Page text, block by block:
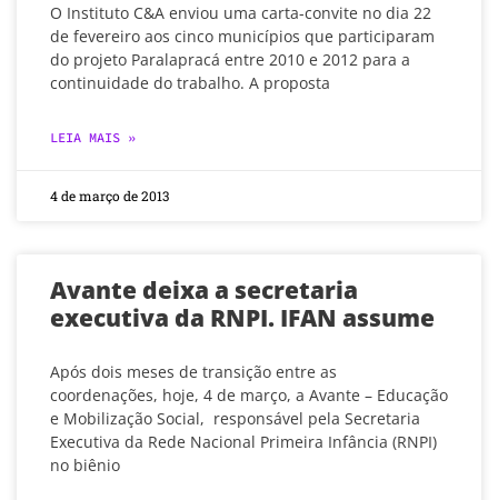
O Instituto C&A enviou uma carta-convite no dia 22
de fevereiro aos cinco municípios que participaram
do projeto Paralapracá entre 2010 e 2012 para a
continuidade do trabalho. A proposta
LEIA MAIS »
4 de março de 2013
Avante deixa a secretaria
executiva da RNPI. IFAN assume
Após dois meses de transição entre as
coordenações, hoje, 4 de março, a Avante – Educação
e Mobilização Social, responsável pela Secretaria
Executiva da Rede Nacional Primeira Infância (RNPI)
no biênio